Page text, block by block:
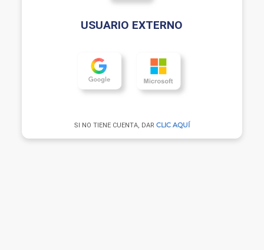
USUARIO EXTERNO
SI NO TIENE CUENTA, DAR CLIC AQUÍ